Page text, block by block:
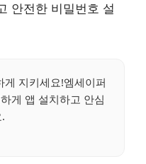
안전한 비밀번호 설
게 지키세요!엠세이퍼
게 앱 설치하고 안심